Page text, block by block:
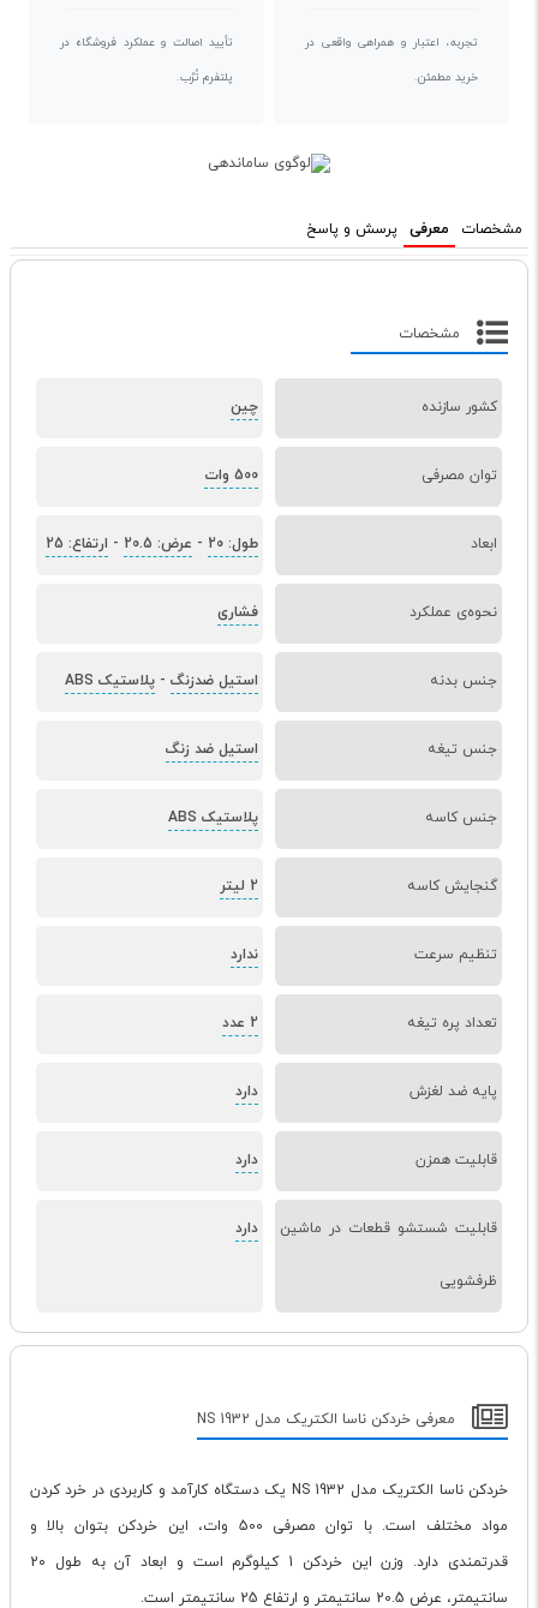
تجربه، اعتبار و همراهی واقعی در
خرید مطمئن.
تأیید اصالت و عملکرد فروشگاه در
پلتفرم تُرُب.
مشخصات معرفی پرسش و پاسخ
مشخصات
کشور سازنده چین
توان مصرفی 500 وات
ابعاد طول: 20 - عرض: 20.5 - ارتفاع: 25
نحوه‌ی عملکرد فشاری
جنس بدنه استیل ضدزنگ - پلاستیک ABS
جنس تیغه استیل ضد زنگ
جنس کاسه پلاستیک ABS
گنجایش کاسه 2 لیتر
تنظیم سرعت ندارد
تعداد پره تیغه 2 عدد
پایه ضد لغزش دارد
قابلیت همزن دارد
قابلیت شستشو قطعات در ماشین
ظرفشویی
دارد
معرفی خردکن ناسا الکتریک مدل NS 1932
خردکن ناسا الکتریک مدل NS 1932 یک دستگاه کارآمد و کاربردی در خرد کردن
مواد مختلف است. با توان مصرفی 500 وات، این خردکن بتوان بالا و
قدرتمندی دارد. وزن این خردکن 1 کیلوگرم است و ابعاد آن به طول 20
سانتیمتر، عرض 20.5 سانتیمتر و ارتفاع 25 سانتیمتر است.